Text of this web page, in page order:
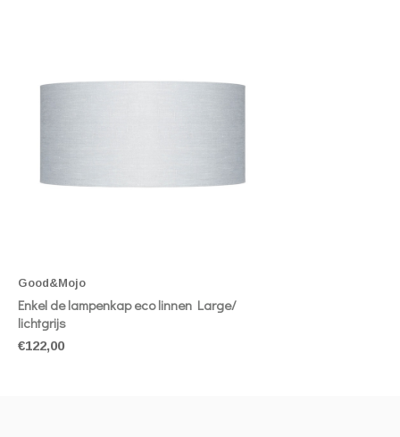
Good&Mojo
Enkel de lampenkap eco linnen Large/
lichtgrijs
€122,00